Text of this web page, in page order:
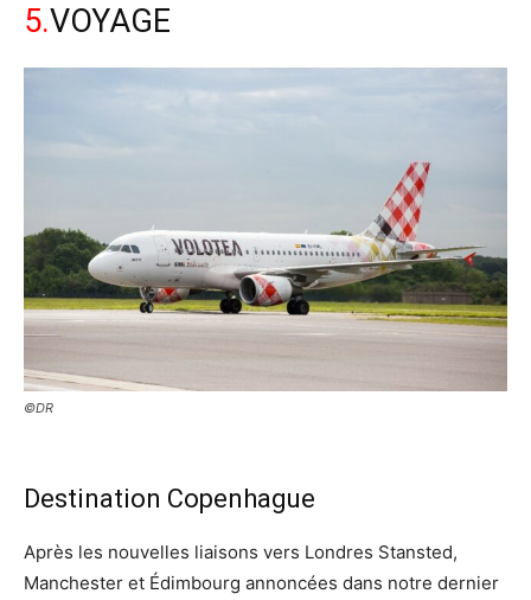
5.VOYAGE
©DR
Destination Copenhague
Après les nouvelles liaisons vers Londres Stansted,
Manchester et Édimbourg annoncées dans notre dernier